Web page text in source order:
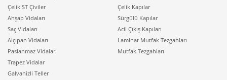
Çelik ST Çiviler
Ahşap Vidaları
Saç Vidaları
Alçıpan Vidaları
Paslanmaz Vidalar
Trapez Vidalar
Galvanizli Teller
Çelik Kapılar
Sürgülü Kapılar
Acil Çıkış Kapıları
Laminat Mutfak Tezgahları
Mutfak Tezgahları